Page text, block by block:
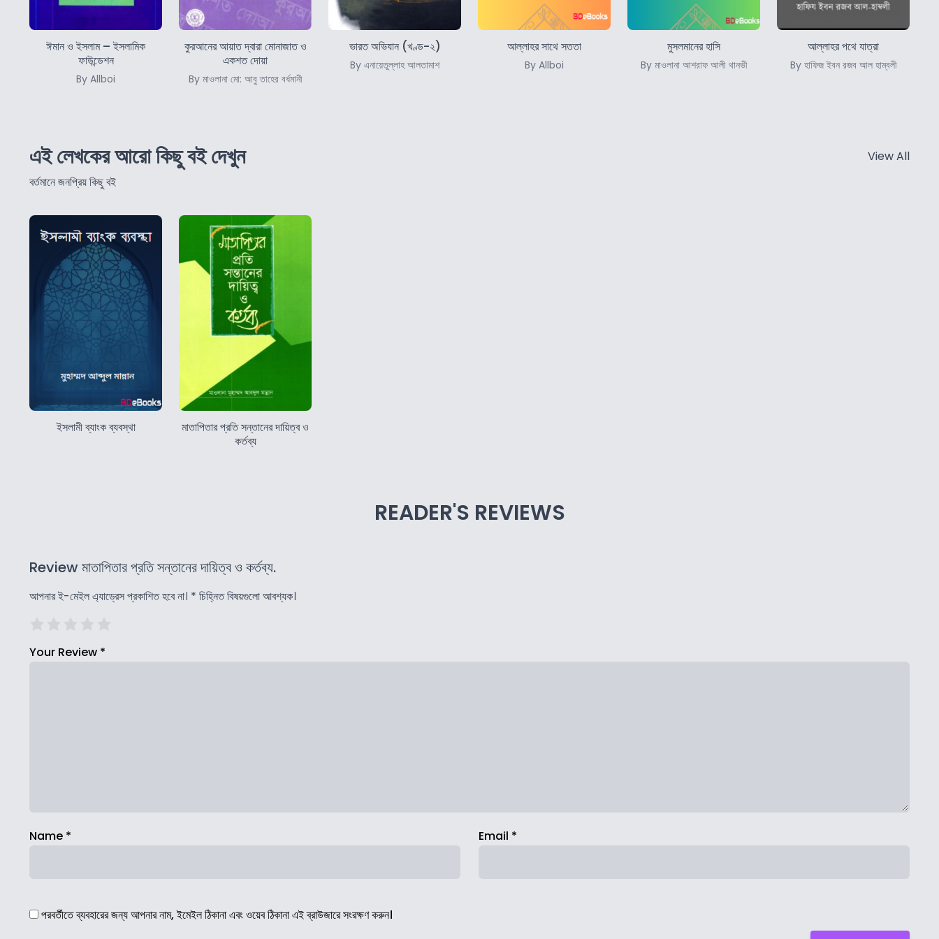
ঈমান ও ইসলাম – ইসলামিক
ফাউন্ডেশন
By Allboi
কুরআনের আয়াত দ্বারা মোনাজাত ও
একশত দোয়া
By মাওলানা মো: আবু তাহের বর্ধমানী
ভারত অভিযান (খণ্ড-২)
By এনায়েতুল্লাহ আলতামাশ
আল্লাহর সাথে সততা
By Allboi
মুসলমানের হাসি
By মাওলানা আশরাফ আলী থানভী
আল্লাহর পথে যাত্রা
By হাফিজ ইবন রজব আল হাম্বলী
এই লেখকের আরো কিছু বই দেখুন
বর্তমানে জনপ্রিয় কিছু বই
View All
ইসলামী ব্যাংক ব্যবস্থা
মাতাপিতার প্রতি সন্তানের দায়িত্ব ও
কর্তব্য
READER'S REVIEWS
Review মাতাপিতার প্রতি সন্তানের দায়িত্ব ও কর্তব্য.
আপনার ই-মেইল এ্যাড্রেস প্রকাশিত হবে না। * চিহ্নিত বিষয়গুলো আবশ্যক।
Your Review *
Name * Email *
পরবর্তীতে ব্যবহারের জন্য আপনার নাম, ইমেইল ঠিকানা এবং ওয়েব ঠিকানা এই ব্রাউজারে সংরক্ষণ করুন।